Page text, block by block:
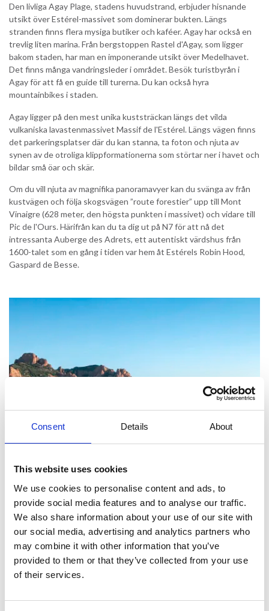
Consent Details About
This website uses cookies
We use cookies to personalise content and ads, to
provide social media features and to analyse our traffic.
We also share information about your use of our site with
our social media, advertising and analytics partners who
may combine it with other information that you’ve
provided to them or that they’ve collected from your use
of their services.
Den livliga Agay Plage, stadens huvudstrand, erbjuder hisnande
utsikt över Estérel-massivet som dominerar bukten. Längs
stranden finns flera mysiga butiker och kaféer. Agay har också en
trevlig liten marina. Från bergstoppen Rastel d'Agay, som ligger
bakom staden, har man en imponerande utsikt över Medelhavet.
Det finns många vandringsleder i området. Besök turistbyrån i
Agay för att få en guide till turerna. Du kan också hyra
mountainbikes i staden.
Agay ligger på den mest unika kuststräckan längs det vilda
vulkaniska lavastenmassivet Massif de l'Estérel. Längs vägen finns
det parkeringsplatser där du kan stanna, ta foton och njuta av
synen av de otroliga klippformationerna som störtar ner i havet och
bildar små öar och skär.
Om du vill njuta av magnifika panoramavyer kan du svänga av från
kustvägen och följa skogsvägen ”route forestier” upp till Mont
Vinaigre (628 meter, den högsta punkten i massivet) och vidare till
Pic de l'Ours. Härifrån kan du ta dig ut på N7 för att nå det
intressanta Auberge des Adrets, ett autentiskt värdshus från
1600-talet som en gång i tiden var hem åt Estérels Robin Hood,
Gaspard de Besse.